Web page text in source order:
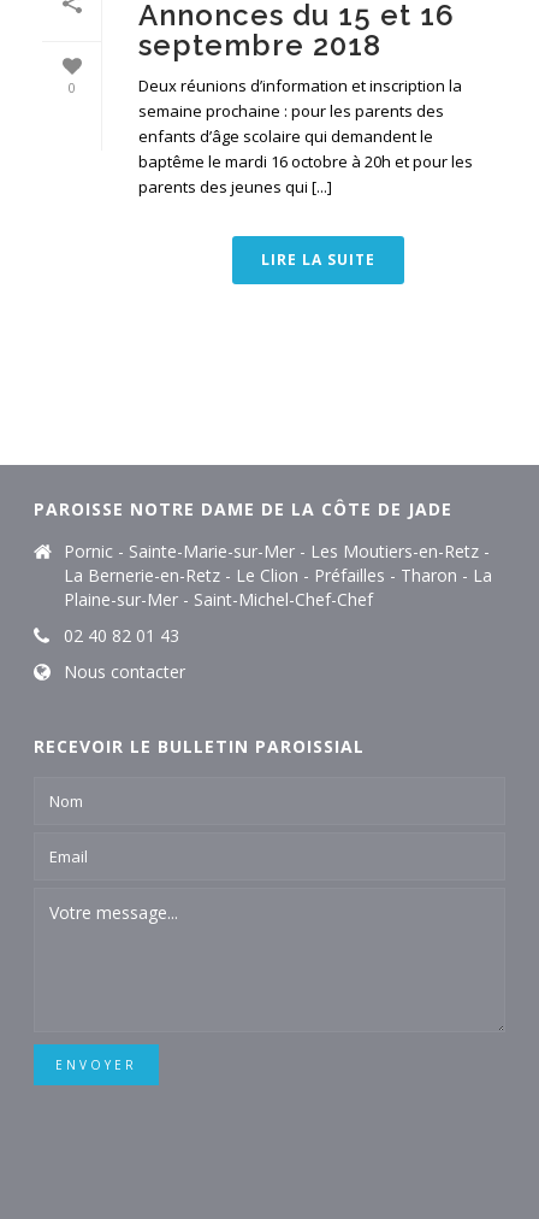
0
Annonces du 15 et 16
septembre 2018
Deux réunions d’information et inscription la
semaine prochaine : pour les parents des
enfants d’âge scolaire qui demandent le
baptême le mardi 16 octobre à 20h et pour les
parents des jeunes qui [...]
LIRE LA SUITE
PAROISSE NOTRE DAME DE LA CÔTE DE JADE
Pornic - Sainte-Marie-sur-Mer - Les Moutiers-en-Retz -
La Bernerie-en-Retz - Le Clion - Préfailles - Tharon - La
Plaine-sur-Mer - Saint-Michel-Chef-Chef
02 40 82 01 43
Nous contacter
RECEVOIR LE BULLETIN PAROISSIAL
ENVOYER